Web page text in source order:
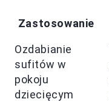
Zastosowanie
Ozdabianie
sufitów w
pokoju
dziecięcym